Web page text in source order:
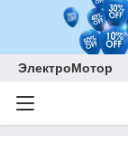
ЭлектроМотор